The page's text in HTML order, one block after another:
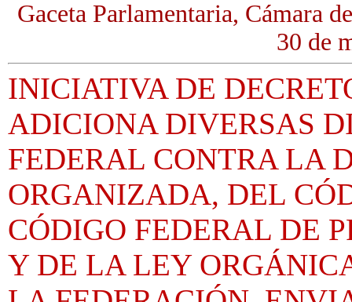
Gaceta Parlamentaria, Cámara
30 de
INICIATIVA DE
ADICIONA DIVERSAS
FEDERAL CONTRA LA
ORGANIZADA, DEL
CÓDIGO FEDERAL DE
Y DE LA LEY